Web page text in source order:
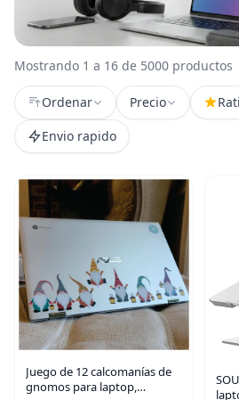
Mostrando 1 a 16 de 5000 productos
Ordenar Precio
Envio rapido
Juego de 12 calcomanías de
gnomos para laptop,